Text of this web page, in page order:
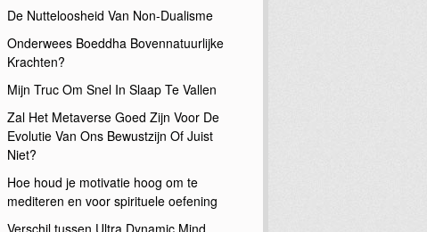
De Nutteloosheid Van Non-Dualisme
Onderwees Boeddha Bovennatuurlijke
Krachten?
Mijn Truc Om Snel In Slaap Te Vallen
Zal Het Metaverse Goed Zijn Voor De
Evolutie Van Ons Bewustzijn Of Juist
Niet?
Hoe houd je motivatie hoog om te
mediteren en voor spirituele oefening
Verschil tussen Ultra Dynamic Mind